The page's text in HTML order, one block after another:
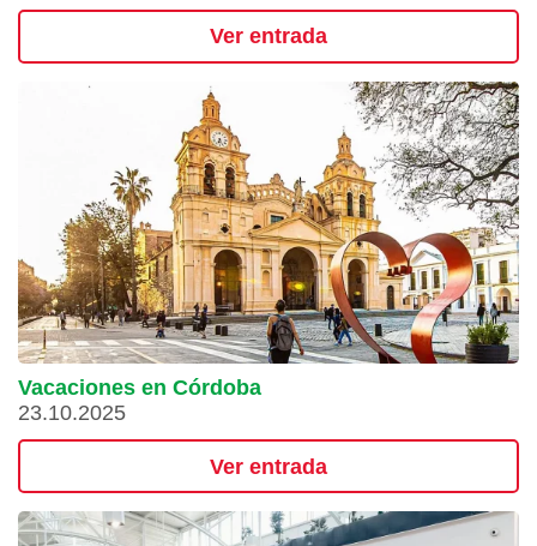
Ver entrada
Vacaciones en Córdoba
23.10.2025
Ver entrada